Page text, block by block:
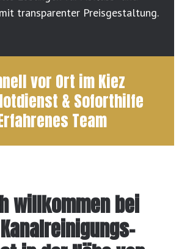
transparenter Preisgestaltung.
vor Ort im Kiez
& Soforthilfe
Team
willkommen bei